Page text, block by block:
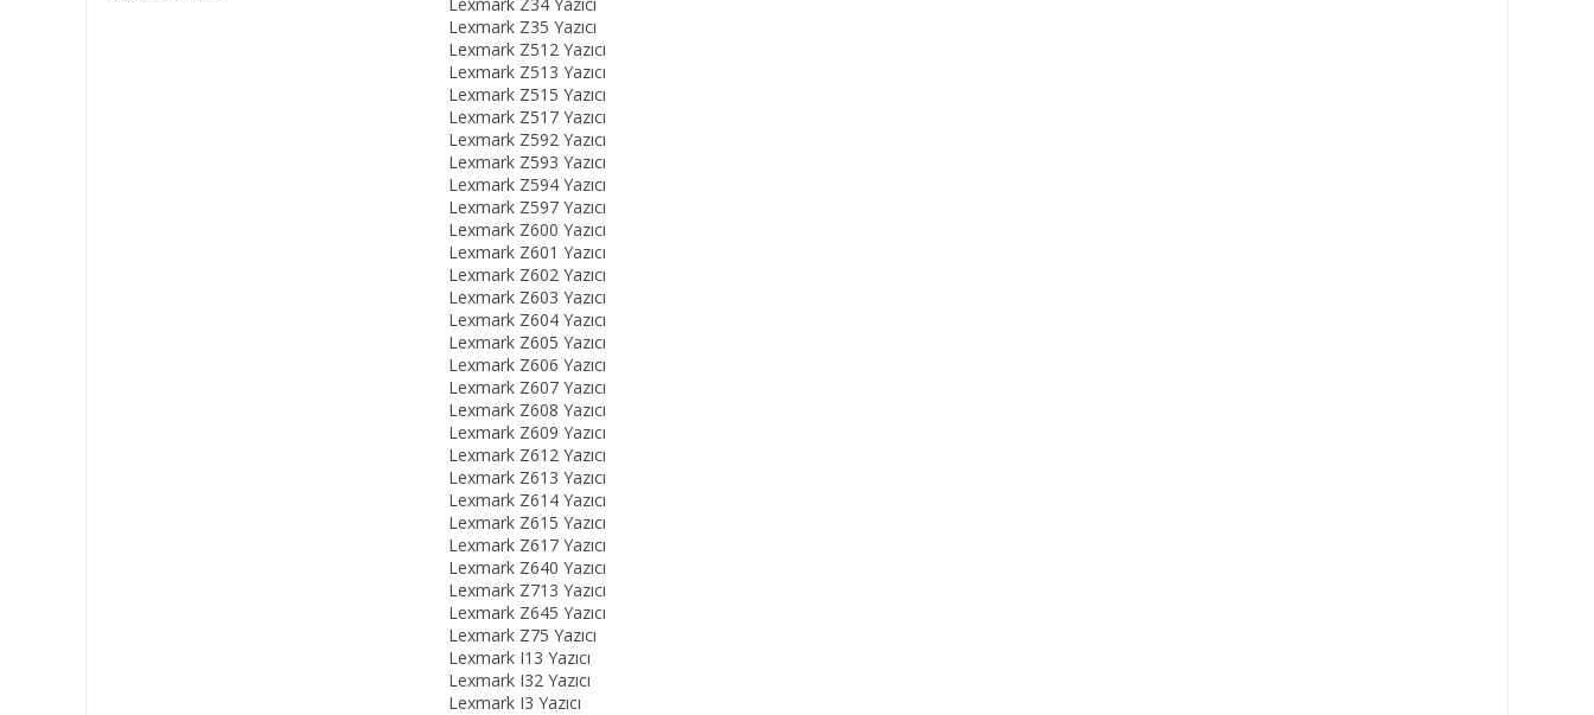
Lexmark Z35 Yazıcı
Lexmark Z512 Yazıcı
Lexmark Z513 Yazıcı
Lexmark Z515 Yazıcı
Lexmark Z517 Yazıcı
Lexmark Z592 Yazıcı
Lexmark Z593 Yazıcı
Lexmark Z594 Yazıcı
Lexmark Z597 Yazıcı
Lexmark Z600 Yazıcı
Lexmark Z601 Yazıcı
Lexmark Z602 Yazıcı
Lexmark Z603 Yazıcı
Lexmark Z604 Yazıcı
Lexmark Z605 Yazıcı
Lexmark Z606 Yazıcı
Lexmark Z607 Yazıcı
Lexmark Z608 Yazıcı
Lexmark Z609 Yazıcı
Lexmark Z612 Yazıcı
Lexmark Z613 Yazıcı
Lexmark Z614 Yazıcı
Lexmark Z615 Yazıcı
Lexmark Z617 Yazıcı
Lexmark Z640 Yazıcı
Lexmark Z713 Yazıcı
Lexmark Z645 Yazıcı
Lexmark Z75 Yazıcı
Lexmark I13 Yazıcı
Lexmark I32 Yazıcı
Lexmark I3 Yazıcı